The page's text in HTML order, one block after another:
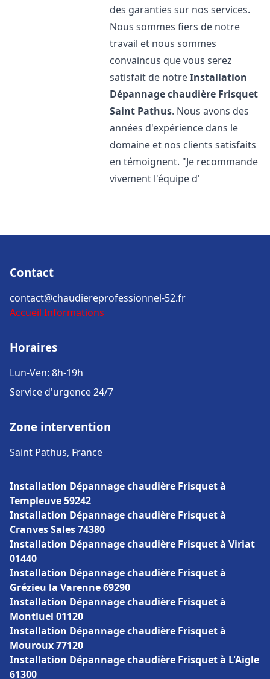
des garanties sur nos services.
Nous sommes fiers de notre
travail et nous sommes
convaincus que vous serez
satisfait de notreInstallation
Dépannage chaudière Frisquet
Saint Pathus. Nous avons des
années d'expérience dans le
domaine et nos clients satisfaits
en témoignent. "Je recommande
vivement l'équipe d'
Contact
contact@chaudiereprofessionnel-52.fr
Accueil Informations
Horaires
Lun-Ven: 8h-19h
Service d'urgence 24/7
Zone intervention
Saint Pathus, France
Installation Dépannage chaudière Frisquet à
Templeuve 59242
Installation Dépannage chaudière Frisquet à
Cranves Sales 74380
Installation Dépannage chaudière Frisquet à Viriat
01440
Installation Dépannage chaudière Frisquet à
Grézieu la Varenne 69290
Installation Dépannage chaudière Frisquet à
Montluel 01120
Installation Dépannage chaudière Frisquet à
Mouroux 77120
Installation Dépannage chaudière Frisquet à L'Aigle
61300